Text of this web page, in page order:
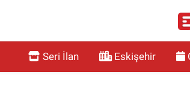
Seri İlan Eskişehir